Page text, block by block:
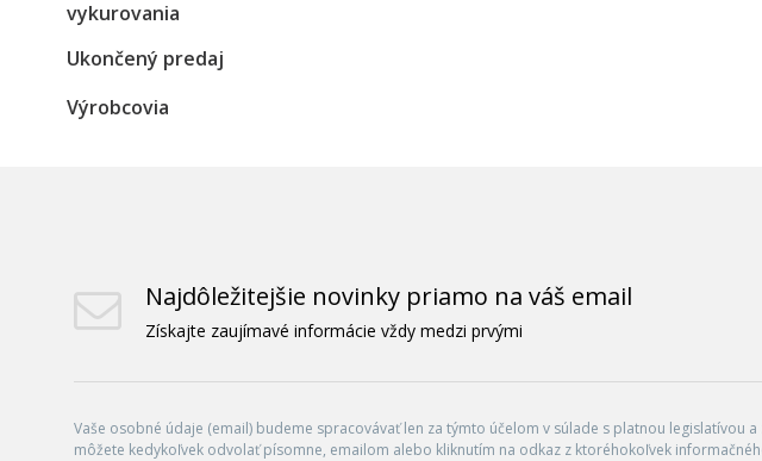
vykurovania
Ukončený predaj
Výrobcovia
Najdôležitejšie novinky priamo na váš email
Získajte zaujímavé informácie vždy medzi prvými
Vaše osobné údaje (email) budeme spracovávať len za týmto účelom v súlade s platnou legislatívou
môžete kedykoľvek odvolať písomne, emailom alebo kliknutím na odkaz z ktoréhokoľvek